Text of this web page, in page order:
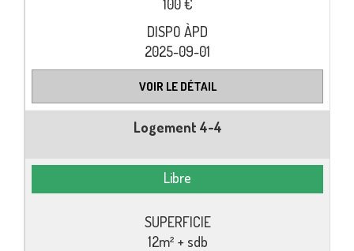
100 €
2025-09-01
VOIR LE DÉTAIL
Logement 4-4
Libre
12m² + sdb